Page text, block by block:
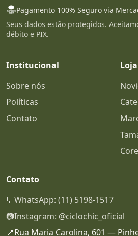
Pagamento 100% Seguro via
Seus dados estão protegidos.
débito e PIX.
Institucional
Sobre nós
Políticas
Contato
Loja
Contato
💬WhatsApp: (11) 5198-1517
📷Instagram: @ciclochic_oficial
📍Rua Maria Carolina, 601 —